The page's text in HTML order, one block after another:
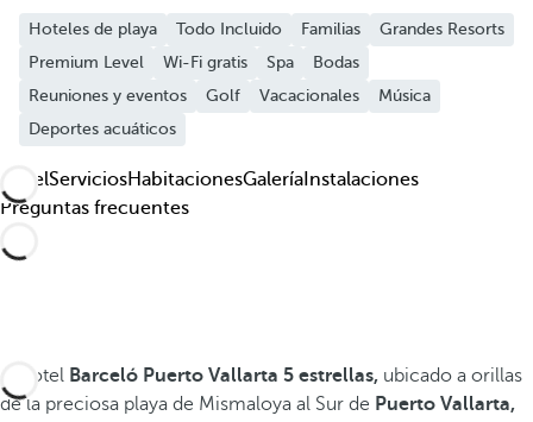
Hoteles de playa Todo Incluido Familias
Grandes Resorts
Premium Level
Wi-Fi gratis Spa
Bodas
Reuniones y eventos
Golf Vacacionales
Música
Deportes acuáticos
HotelServiciosHabitacionesGalería Instalaciones
Preguntas frecuentes
El hotel Barceló Puerto Vallarta 5 estrellas, ubicado a orillas
de la preciosa playa de Mismaloya al Sur de Puerto Vallarta,